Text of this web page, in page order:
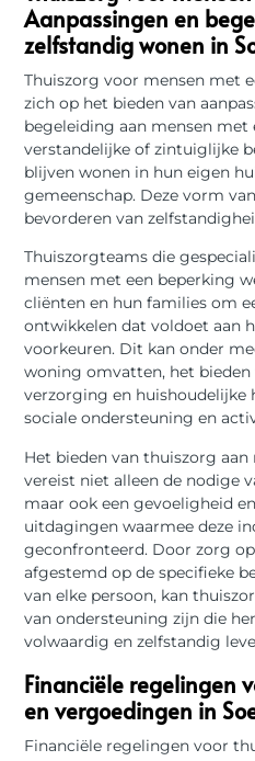
Aanpassingen en
zelfstandig wonen in
Thuiszorg voor mensen met
zich op het bieden van
begeleiding aan mensen met
verstandelijke of zintuiglijke
blijven wonen in hun eigen
gemeenschap. Deze vorm
bevorderen van
Thuiszorgteams die
mensen met een beperking
cliënten en hun families om
ontwikkelen dat voldoet aan
voorkeuren. Dit kan onder
woning omvatten, het bieden
verzorging en huishoudelijke
sociale ondersteuning en
Het bieden van thuiszorg
vereist niet alleen de nodige
maar ook een gevoeligheid
uitdagingen waarmee deze
geconfronteerd. Door zorg
afgestemd op de specifieke
van elke persoon, kan
van ondersteuning zijn die
volwaardig en zelfstandig
Financiële regelingen
en vergoedingen in
Financiële regelingen voor